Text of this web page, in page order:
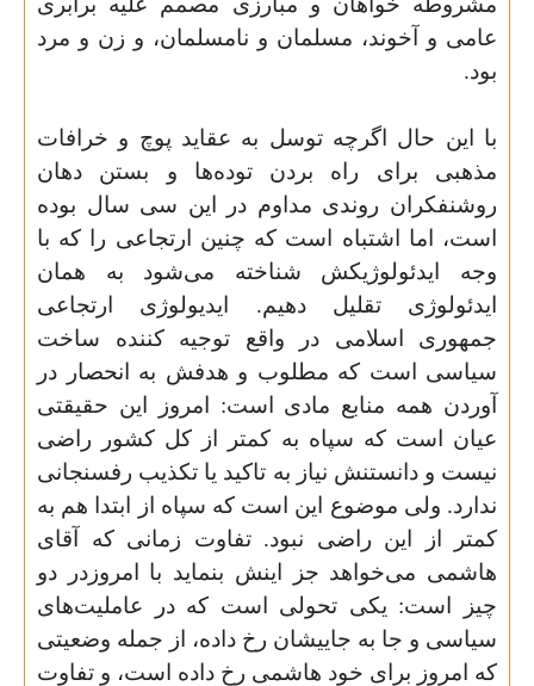
عامی و آخوند، مسلمان و نامسلمان، و زن و مرد
بود.
با این حال اگرچه توسل به عقاید پوچ و خرافات
مذهبی برای راه بردن توده‌ها و بستن دهان
روشنفکران روندی مداوم در این سی سال بوده
است، اما اشتباه است که چنین ارتجاعی را که با
وجه ایدئولوژیکش شناخته می‌شود به‌‌ همان
ایدئولوژی تقلیل دهیم. ایدیولوژی ارتجاعی
جمهوری اسلامی در‌ واقع توجیه کننده ساخت
سیاسی است که مطلوب و هدفش به انحصار در
آوردن همه منابع مادی است: امروز این حقیقتی
عیان است که سپاه به کمتر از کل کشور راضی
نیست و دانستنش نیاز به تاکید یا تکذیب رفسنجانی
ندارد. ولی موضوع این است که سپاه از ابتدا هم به
کمتر از این راضی نبود. تفاوت زمانی که آقای
هاشمی می‌خواهد جز اینش بنماید با امروزدر دو
چیز است: یکی تحولی است که در عاملیت‌های
سیاسی و جا به جاییشان رخ داده، از جمله وضعیتی
که امروز برای خود هاشمی رخ داده است، و تفاوت